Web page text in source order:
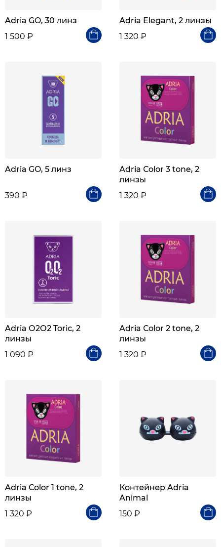
Adria GO, 30 линз
1 500 ₽
Adria Elegant, 2 линзы
1 320 ₽
Adria GO, 5 линз
390 ₽
Adria Сolor 3 tone, 2
линзы
1 320 ₽
Adria О2О2 Toric, 2
линзы
1 090 ₽
Adria Сolor 2 tone, 2
линзы
1 320 ₽
Adria Сolor 1 tone, 2
линзы
1 320 ₽
Контейнер Adria
Animal
150 ₽